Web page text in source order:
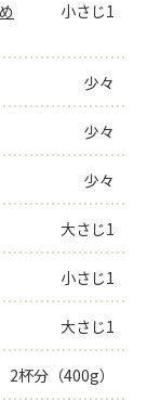
小さじ1
少々
少々
少々
大さじ1
小さじ1
大さじ1
2杯分（400g）